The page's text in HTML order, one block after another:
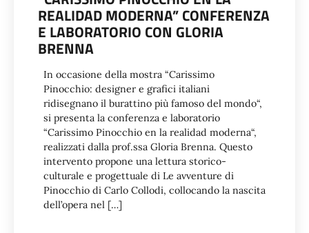
REALIDAD MODERNA” CONFERENZA
E LABORATORIO CON GLORIA
BRENNA
In occasione della mostra “Carissimo
Pinocchio: designer e grafici italiani
ridisegnano il burattino più famoso del mondo“,
si presenta la conferenza e laboratorio
“Carissimo Pinocchio en la realidad moderna“,
realizzati dalla prof.ssa Gloria Brenna. Questo
intervento propone una lettura storico-
culturale e progettuale di Le avventure di
Pinocchio di Carlo Collodi, collocando la nascita
dell’opera nel […]